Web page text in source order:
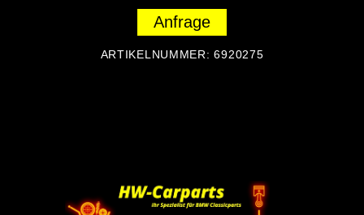
Anfrage
ARTIKELNUMMER:6920275